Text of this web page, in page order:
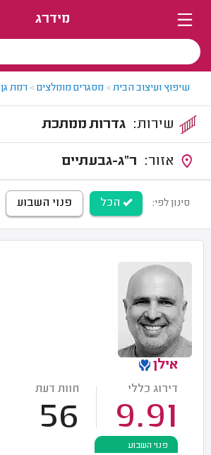
מידרג
שיפוץ ועיצוב הבית> מסגרים מומלצים> רמת גן
גדרות ממתכת
ר"ג-גבעתיים
סינון לפי: הכל פנוי השבוע
אילן
דירוג כללי
9.91
חוות דעת
56
פנוי השבוע